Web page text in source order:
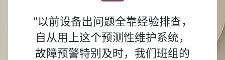
“以前设备出问题全靠经验排查，
自从用上这个预测性维护系统，
故障预警特别及时，我们班组的